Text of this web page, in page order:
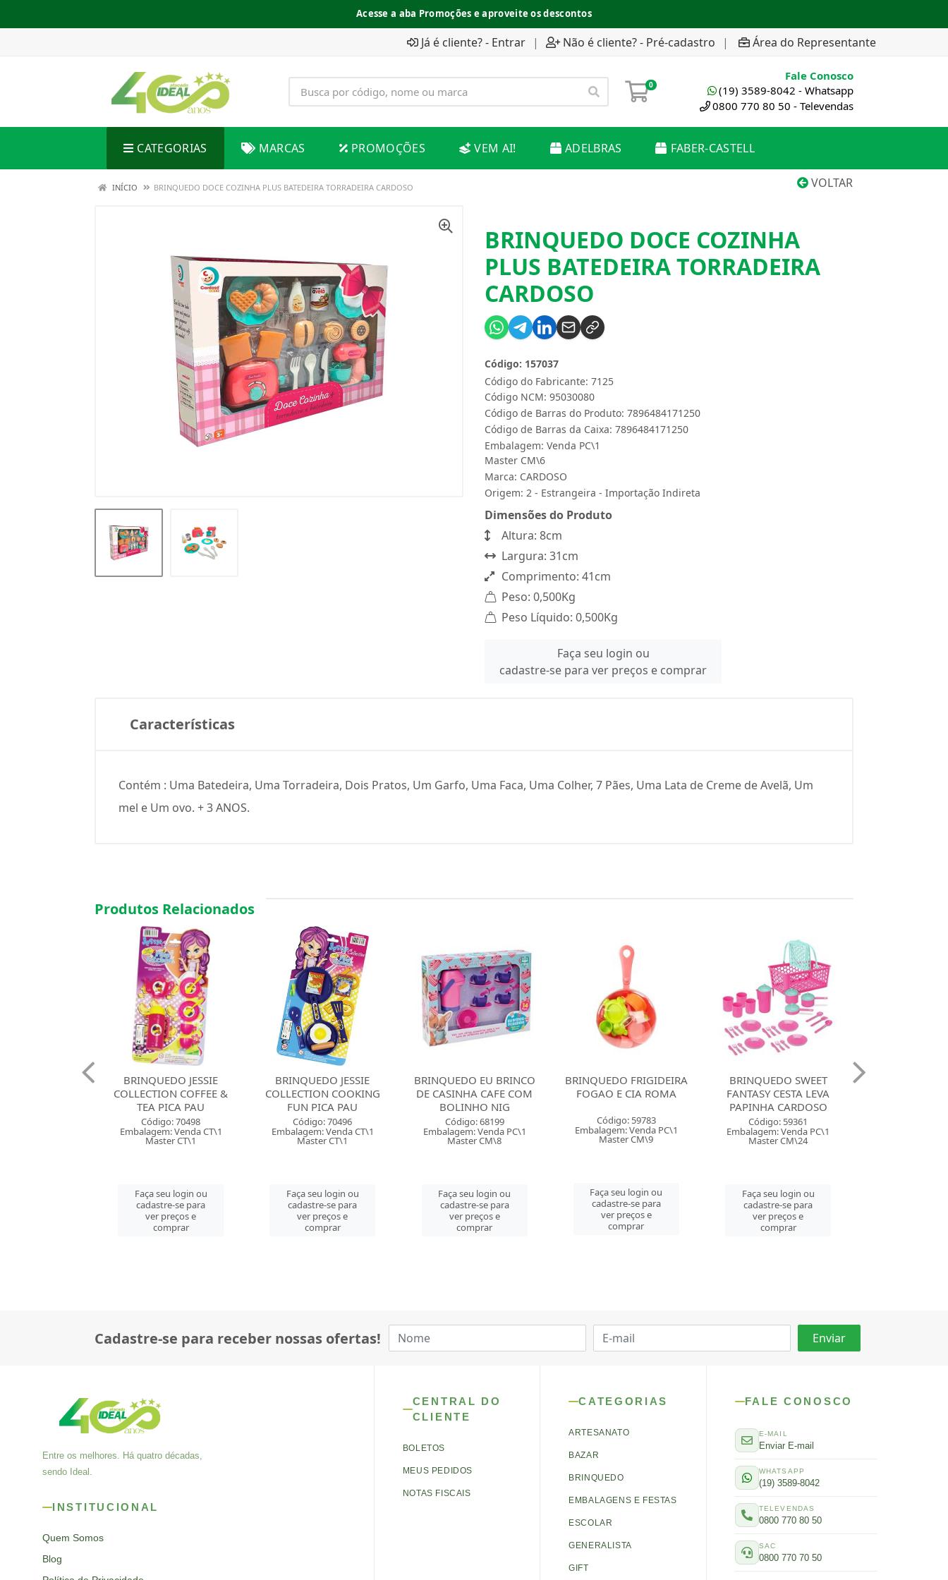
Acesse a aba Promoções e aproveite os descontos
Já é cliente? - Entrar | Não é cliente? - Pré-cadastro | Área do Representante
0
Fale Conosco
(19) 3589-8042 - Whatsapp
0800 770 80 50 - Televendas
CATEGORIAS MARCAS PROMOÇÕES VEM AI! ADELBRAS FABER-CASTELL
VOLTAR
INÍCIO BRINQUEDO DOCE COZINHA PLUS BATEDEIRA TORRADEIRA CARDOSO
BRINQUEDO DOCE COZINHA
PLUS BATEDEIRA TORRADEIRA
CARDOSO
Código do Fabricante: 7125
Código: 157037
Código NCM: 95030080
Código de Barras do Produto: 7896484171250
Código de Barras da Caixa: 7896484171250
Embalagem: Venda PC\1
Master CM\6
Marca: CARDOSO
Origem: 2 - Estrangeira - Importação Indireta
Dimensões do Produto
Altura: 8cm
Largura: 31cm
Comprimento: 41cm
Peso: 0,500Kg
Peso Líquido: 0,500Kg
Faça seu login ou
cadastre-se para ver preços e comprar
Características
Contém : Uma Batedeira, Uma Torradeira, Dois Pratos, Um Garfo, Uma Faca, Uma Colher, 7 Pães, Uma Lata de Creme de Avelã, Um
mel e Um ovo. + 3 ANOS.
Produtos Relacionados
BRINQUEDO JESSIE
COLLECTION COOKING
FUN PICA PAU
Código: 70496
Embalagem: Venda CT\1
Master CT\1
Faça seu login ou
cadastre-se para
ver preços e
comprar
BRINQUEDO EU BRINCO
DE CASINHA CAFE COM
BOLINHO NIG
Código: 68199
Embalagem: Venda PC\1
Master CM\8
Faça seu login ou
cadastre-se para
ver preços e
comprar
BRINQUEDO FRIGIDEIRA
FOGAO E CIA ROMA
Código: 59783
Embalagem: Venda PC\1
Master CM\9
Faça seu login ou
cadastre-se para
ver preços e
comprar
BRINQUEDO SWEET
FANTASY CESTA LEVA
Código: 59361
Embalagem: Venda PC\1
Master CM\24
Faça seu login ou
cadastre-se para
ver preços e
comprar
BRINQUEDO EU BRINCO
DE CASINHA ARROZ &
FEIJAO NIG
Código: 59046
Embalagem: Venda PC\1
Master CM\6
Faça seu login ou
cadastre-se para
ver preços e
comprar
Cadastre-se para receber nossas ofertas!
Entre os melhores. Há quatro décadas,
sendo Ideal.
INSTITUCIONAL
Quem Somos
Blog
CENTRAL DO
CLIENTE
BOLETOS
MEUS PEDIDOS
NOTAS FISCAIS
CATEGORIAS
ARTESANATO
BAZAR
BRINQUEDO
EMBALAGENS E FESTAS
ESCOLAR
GENERALISTA
GIFT
FALE CONOSCO
E-MAIL
Enviar E-mail
WHATSAPP
(19) 3589-8042
TELEVENDAS
0800 770 80 50
SAC
0800 770 70 50